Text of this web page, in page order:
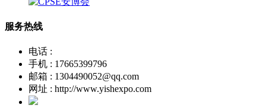
服务热线
电话 :
手机 : 17665399796
邮箱 : 1304490052@qq.com
网址 : http://www.yishexpo.com